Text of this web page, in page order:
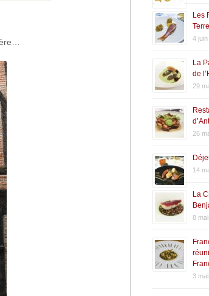
Les
4
La
de
29
26
14
La
8
3